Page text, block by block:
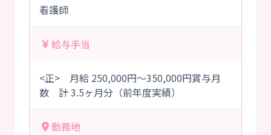
看護師
給与手当
<正> 月給 250,000円～350,000円賞与月
数 計 3.5ヶ月分（前年度実績）
勤務地